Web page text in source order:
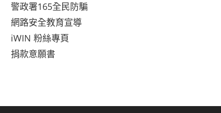
警政署165全民防騙
網路安全教育宣導
iWIN 粉絲專頁
捐款意願書